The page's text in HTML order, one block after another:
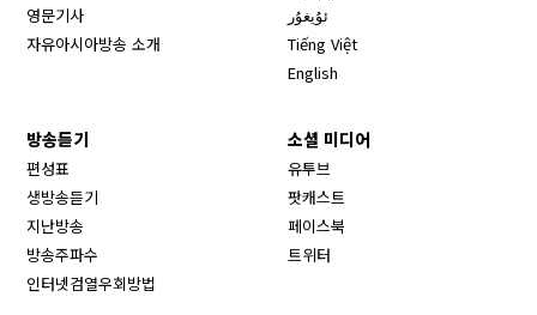
영문기사
자유아시아방송 소개
ئۇيغۇر
Tiếng Việt
English
방송듣기
편성표
생방송듣기
지난방송
방송주파수
인터넷검열우회방법
소셜 미디어
유투브
팟캐스트
페이스북
트위터